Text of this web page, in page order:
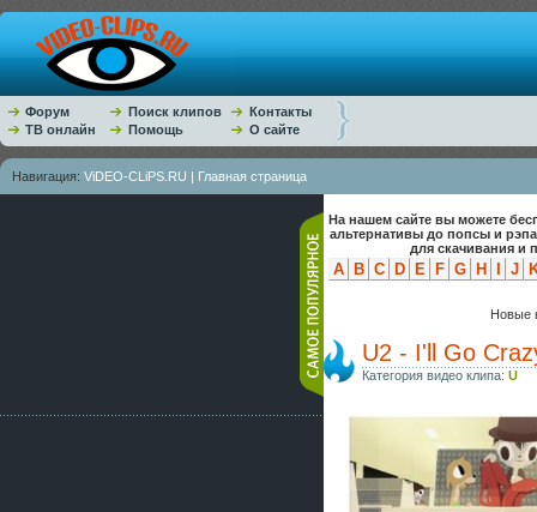
Форум Поиск клипов
Контакты
ТВ онлайн
Помощь О сайте
Навигация: ViDEO-CLiPS.RU | Главная страница
На нашем сайте вы можете
альтернативы до попсы и
для скачивания и
A B C D E F G H J
Новые
U2 - I'll Go
Категория видео клипа: U